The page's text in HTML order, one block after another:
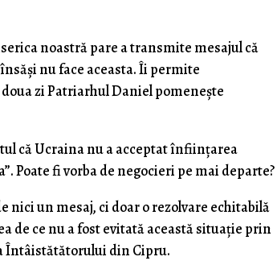
noastră pare a transmite mesajul că
nu face aceasta. Îi permite
zi Patriarhul Daniel pomenește
că Ucraina nu a acceptat înființarea
Poate fi vorba de negocieri pe mai departe?
nici un mesaj, ci doar o rezolvare echitabilă
de ce nu a fost evitată această situație prin
Întâistătătorului din Cipru.